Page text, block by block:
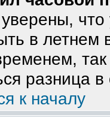
что
в летнем
разница
к началу